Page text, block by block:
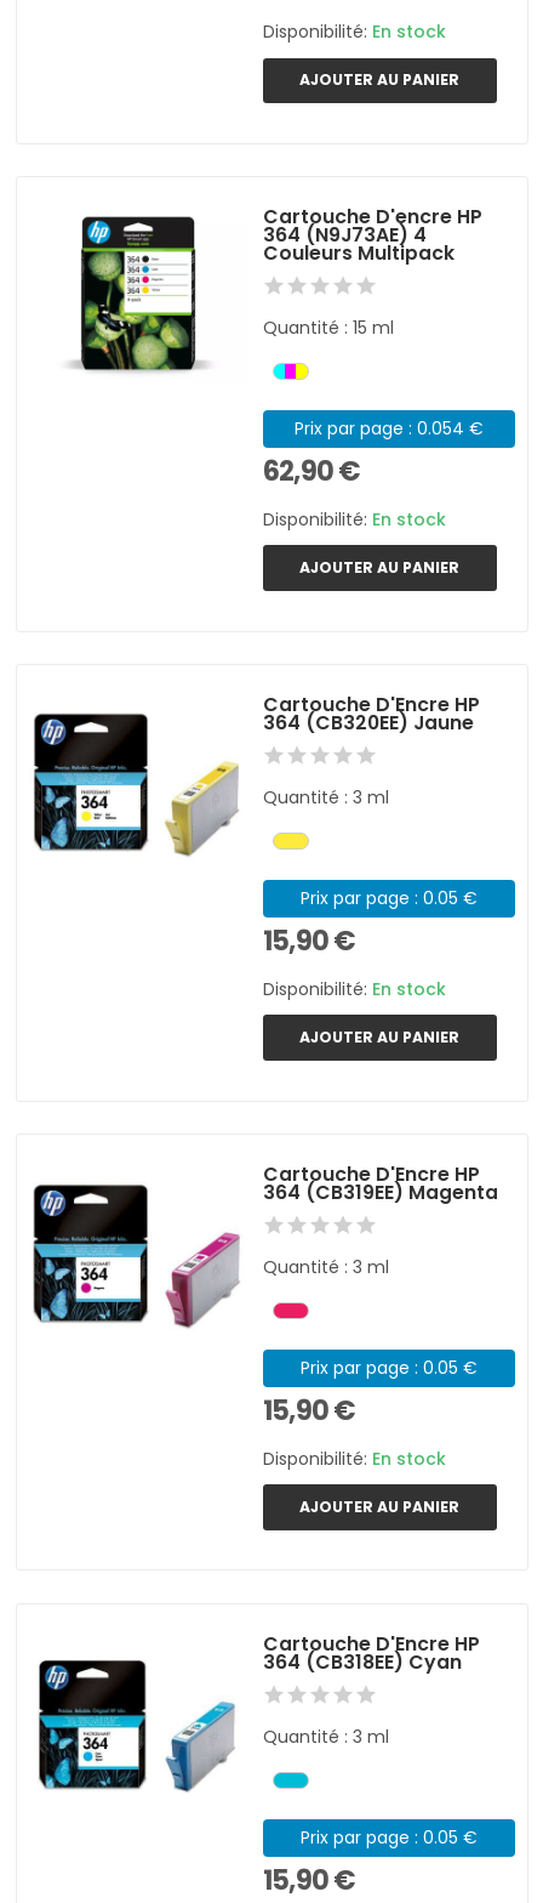
Disponibilité: En stock
AJOUTER AU PANIER
Cartouche D'encre HP
364 (N9J73AE) 4
Couleurs Multipack
Quantité : 15 ml
Prix par page : 0.054 €
62,90 €
Disponibilité: En stock
AJOUTER AU PANIER
Cartouche D'Encre HP
364 (CB320EE) Jaune
Quantité : 3 ml
Prix par page : 0.05 €
15,90 €
Disponibilité: En stock
AJOUTER AU PANIER
Cartouche D'Encre HP
364 (CB319EE) Magenta
Quantité : 3 ml
Prix par page : 0.05 €
15,90 €
Disponibilité: En stock
AJOUTER AU PANIER
Cartouche D'Encre HP
364 (CB318EE) Cyan
Quantité : 3 ml
Prix par page : 0.05 €
15,90 €